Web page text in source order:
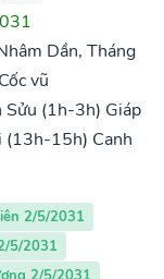
Dần, Tháng
vũ
Sửu (1h-3h) Giáp
(13h-15h) Canh
2/5/2031
5/2031